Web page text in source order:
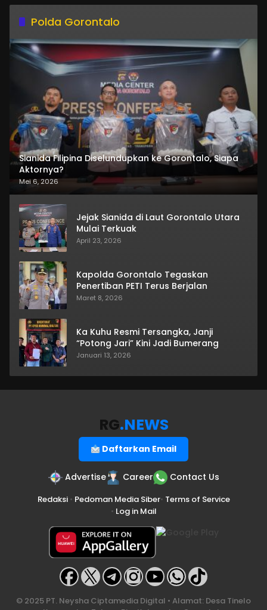
Polda Gorontalo
Sianida Filipina Diselundupkan ke Gorontalo, Siapa
Aktornya?
Mei 6, 2026
Jejak Sianida di Laut Gorontalo Utara
Mulai Terkuak
April 23, 2026
Kapolda Gorontalo Tegaskan
Penertiban PETI Terus Berjalan
Maret 8, 2026
Ka Kuhu Resmi Tersangka, Janji
“Potong Jari” Kini Jadi Bumerang
Januari 13, 2026
RG.NEWS
Daftarkan Email
Advertise Career Contact Us
Redaksi• Pedoman Media Siber• Terms of Service
• Log in Mail
© 2025 PT. Neysha Ciptamedia Digital • Alamat: Desa Tinelo